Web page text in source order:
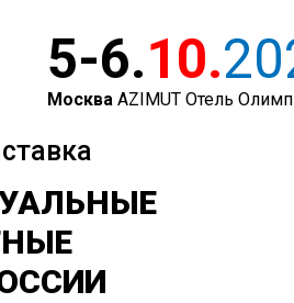
5-6.10.
Москва AZIMUT Отель